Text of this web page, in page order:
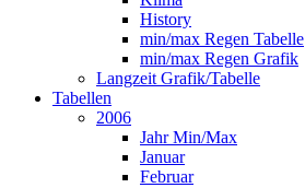
History
min/max Regen Tabelle
min/max Regen Grafik
Langzeit Grafik/Tabelle
Tabellen
2006
Jahr Min/Max
Januar
Februar